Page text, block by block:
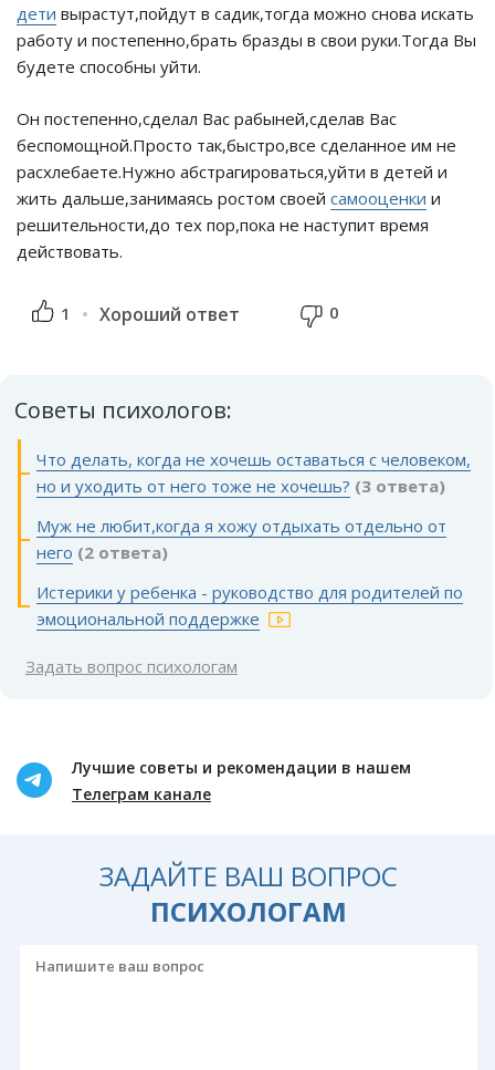
дети вырастут,пойдут в садик,тогда можно снова искать
работу и постепенно,брать бразды в свои руки.Тогда Вы
будете способны уйти.
Он постепенно,сделал Вас рабыней,сделав Вас
беспомощной.Просто так,быстро,все сделанное им не
расхлебаете.Нужно абстрагироваться,уйти в детей и
жить дальше,занимаясь ростом своей самооценки и
решительности,до тех пор,пока не наступит время
действовать.
1 Хороший ответ 0
Советы психологов:
Что делать, когда не хочешь оставаться с человеком,
но и уходить от него тоже не хочешь? (3 ответа)
Муж не любит,когда я хожу отдыхать отдельно от
него (2 ответа)
Истерики у ребенка - руководство для родителей по
эмоциональной поддержке
Задать вопрос психологам
Лучшие советы и рекомендации в нашем
Телеграм канале
ЗАДАЙТЕ ВАШ ВОПРОС
ПСИХОЛОГАМ